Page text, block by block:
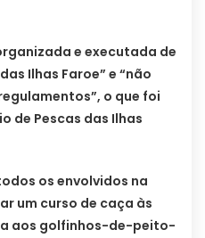
e executada de
Ilhas Faroe” e “não
o que foi
de Pescas das Ilhas
os envolvidos na
um curso de caça às
aos golfinhos-de-peito-